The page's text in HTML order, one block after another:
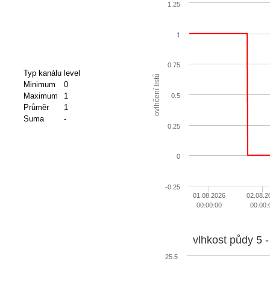
Typ kanálu level
Minimum
0
Maximum
1
Průměr
1
Suma
-
ovlhčení listů
01.08.2026
00:00:00
-0.25
0
0.25
0.5
0.75
1
1.25
vlhkost půdy 5
25.5